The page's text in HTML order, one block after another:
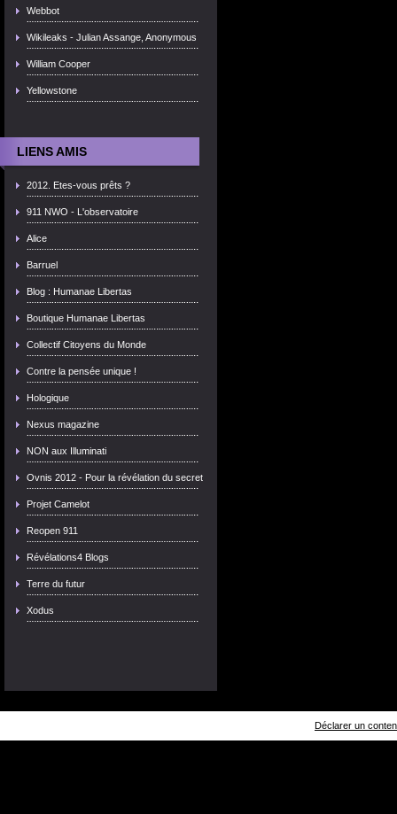
Webbot
Wikileaks - Julian Assange, Anonymous
William Cooper
Yellowstone
LIENS AMIS
2012. Etes-vous prêts ?
911 NWO - L'observatoire
Alice
Barruel
Blog : Humanae Libertas
Boutique Humanae Libertas
Collectif Citoyens du Monde
Contre la pensée unique !
Hologique
Nexus magazine
NON aux Illuminati
Ovnis 2012 - Pour la révélation du secret
Projet Camelot
Reopen 911
Révélations4 Blogs
Terre du futur
Xodus
Déclarer un